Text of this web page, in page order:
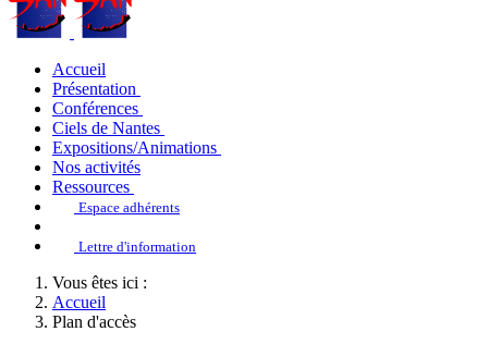
Accueil
Présentation
Conférences
Ciels de Nantes
Expositions/Animations
Nos activités
Ressources
Espace adhérents
Lettre d'information
Vous êtes ici :
Accueil
Plan d'accès